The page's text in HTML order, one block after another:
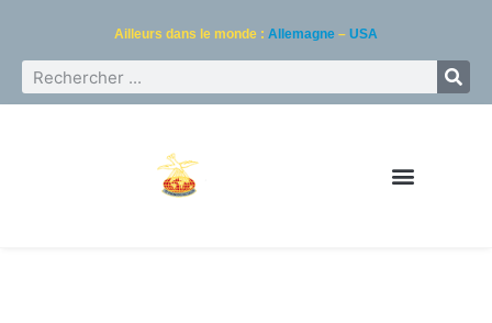
Ailleurs dans le monde : Allemagne – USA